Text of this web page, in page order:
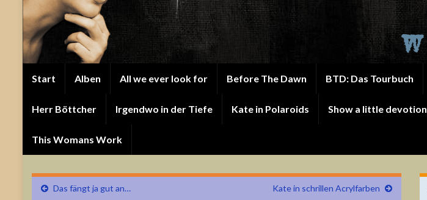
Start Alben All we ever look for Before The Dawn BTD: Das Tourbuch
Herr Böttcher Irgendwo in der Tiefe Kate in Polaroids Show a little devotion
This Womans Work
Das fängt ja gut an… Kate in schrillen Acrylfarben